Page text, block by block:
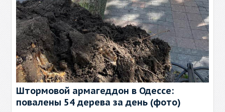
Штормовой армагеддон в Одессе:
повалены 54 дерева за день (фото)